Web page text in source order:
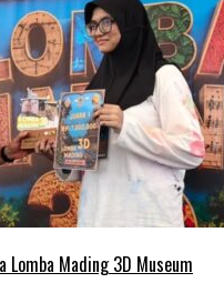
Lomba Mading 3D Museum